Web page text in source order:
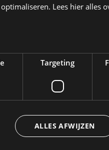
Taalfout
of schrijffout
Lees hier alles
Targeting
ALLES AFWIJZEN